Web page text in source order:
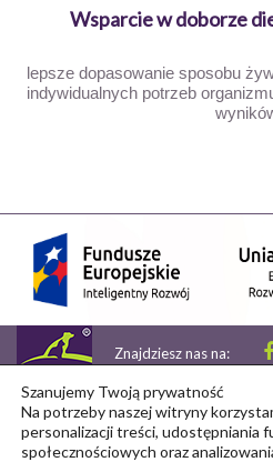
Wsparcie w doborze
lepsze dopasowanie sposobu
indywidualnych potrzeb
Znajdziesz nas na:
Copyright © 2026
Szanujemy Twoją prywatność
Na potrzeby naszej witryny
personalizacji treści, udostępniania
społecznościowych oraz